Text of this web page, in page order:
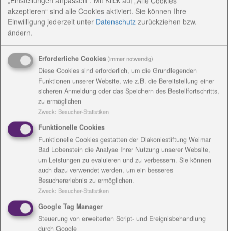
akzeptieren“ sind alle Cookies aktiviert. Sie können Ihre
Einwilligung jederzeit unter Datenschutz zurückziehen bzw.
ändern.
Erforderliche Cookies(immer notwendig)
Diese Cookies sind erforderlich, um die Grundlegenden
Funktionen unserer Website, wie z.B. die Bereitstellung einer
sicheren Anmeldung oder das Speichern des Bestellfortschritts,
zu ermöglichen
Zweck: Besucher-Statistiken
Funktionelle Cookies
Funktionelle Cookies gestatten der Diakoniestiftung Weimar
Bad Lobenstein die Analyse Ihrer Nutzung unserer Website,
um Leistungen zu evaluieren und zu verbessern. Sie können
auch dazu verwendet werden, um ein besseres
Besuchererlebnis zu ermöglichen.
Zweck: Besucher-Statistiken
Google Tag Manager
Steuerung von erweiterten Script- und Ereignisbehandlung
durch Google